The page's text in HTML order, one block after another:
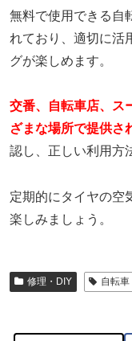
無料で使用できる自
れており、適切に活
グが楽しめます。
交番、自転車店、ス
ざまな場所で提供さ
認し、正しい利用方
定期的にタイヤの空
楽しみましょう。
修理・DIY 自転車